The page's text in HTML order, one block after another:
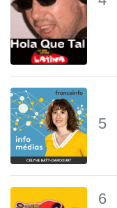
5
6